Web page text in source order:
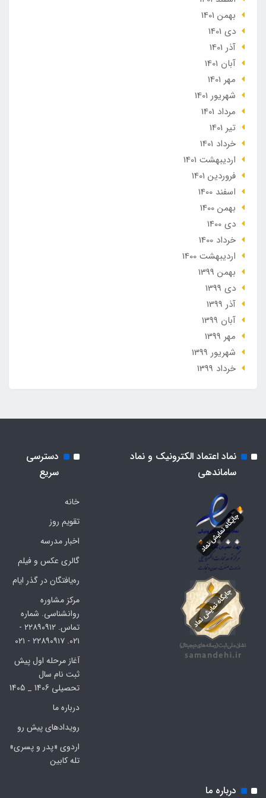
بهمن 1401
دی 1401
آذر 1401
آبان 1401
مهر 1401
شهریور 1401
مرداد 1401
تير 1401
خرداد 1401
ارديبهشت 1401
فروردین 1401
اسفند 1400
بهمن 1400
دی 1400
خرداد 1400
ارديبهشت 1400
بهمن 1399
دی 1399
آذر 1399
آبان 1399
مهر 1399
شهریور 1399
خرداد 1399
نماد اعتماد الکترونیک و نماد
ساماندهی
دسترسی
سریع
خانه
تقویم روز
اخبار مدرسه
گالری عکس و فیلم
ره‌یافتگان در گذر ایام
مرکز مشاوره
روانشناسی. شماره
تماس. ۲۲۸۹۰۹۱۲ -
۰۲۱. ۲۲۸۹۰۹۱۷ - ۰۲۱
آغاز مرحله اول پیش
ثبت نام سال
تحصیلی 1406 _ 1405
درباره ما
رویدادهای پیش رو
اردوی «پدر و پسری»
تله کابین
درباره ما